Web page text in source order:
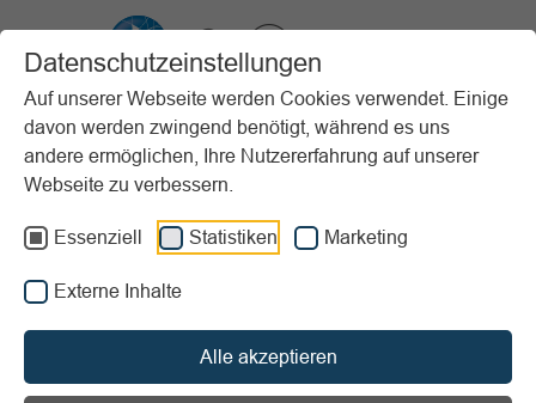
Datenschutzeinstellungen
Auf unserer Webseite werden Cookies verwendet. Einige
davon werden zwingend benötigt, während es uns
andere ermöglichen, Ihre Nutzererfahrung auf unserer
Webseite zu verbessern.
Essenziell Statistiken Marketing
Externe Inhalte
Alle akzeptieren
Startseite Sportpraxis Stundenbeispiele (PfP)
Erwachsene
Aquafitness mit Togu Brasils Aqua
Vorlesen
Informationen zum Readspeaker öffnen
Erscheinungsjahr:
Material: